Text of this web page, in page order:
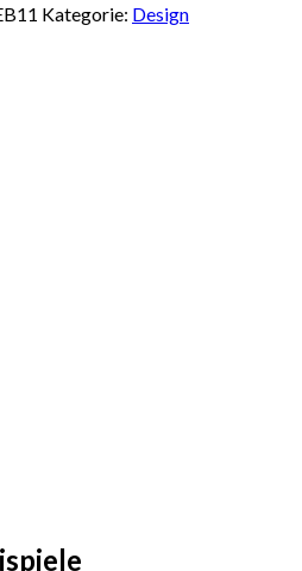
Kategorie: Design